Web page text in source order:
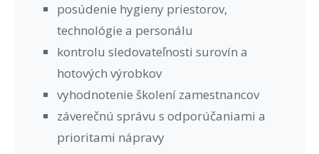
posúdenie hygieny priestorov,
technológie a personálu
kontrolu sledovateľnosti surovín a
hotových výrobkov
vyhodnotenie školení zamestnancov
záverečnú správu s odporúčaniami a
prioritami nápravy